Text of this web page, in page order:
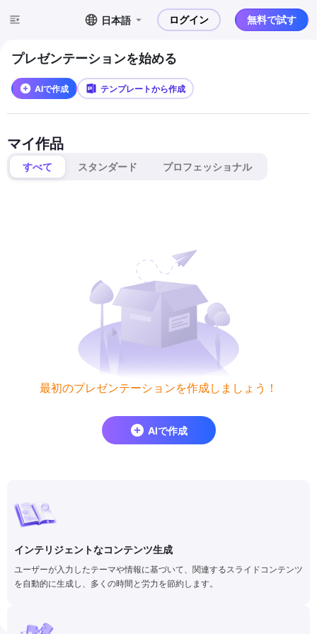
日本語 ログイン 無料で試す
プレゼンテーションを始める
AIで作成 テンプレートから作成
マイ作品
すべて スタンダード プロフェッショナル
最初のプレゼンテーションを作成しましょう！
AIで作成
インテリジェントなコンテンツ生成
ユーザーが入力したテーマや情報に基づいて、関連するスライドコンテンツ
を自動的に生成し、多くの時間と労力を節約します。